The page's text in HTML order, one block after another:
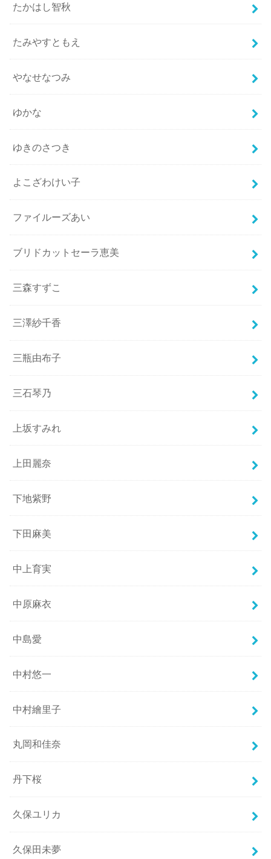
たかはし智秋
たみやすともえ
やなせなつみ
ゆかな
ゆきのさつき
よこざわけい子
ファイルーズあい
ブリドカットセーラ恵美
三森すずこ
三澤紗千香
三瓶由布子
三石琴乃
上坂すみれ
上田麗奈
下地紫野
下田麻美
中上育実
中原麻衣
中島愛
中村悠一
中村繪里子
丸岡和佳奈
丹下桜
久保ユリカ
久保田未夢